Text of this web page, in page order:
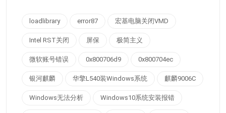
loadlibrary error87 宏基电脑关闭VMD
Intel RST关闭 屏保 极简主义
微软账号错误 0x800706d9 0x800704ec
银河麒麟 华擎L540装Windows系统 麒麟9006C
Windows无法分析 Windows10系统安装报错